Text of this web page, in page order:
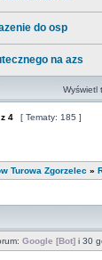
do osp
na azs
Wyświetl
z 4 [ Tematy: 185 ]
Turowa Zgorzelec »
Google [Bot] i 30